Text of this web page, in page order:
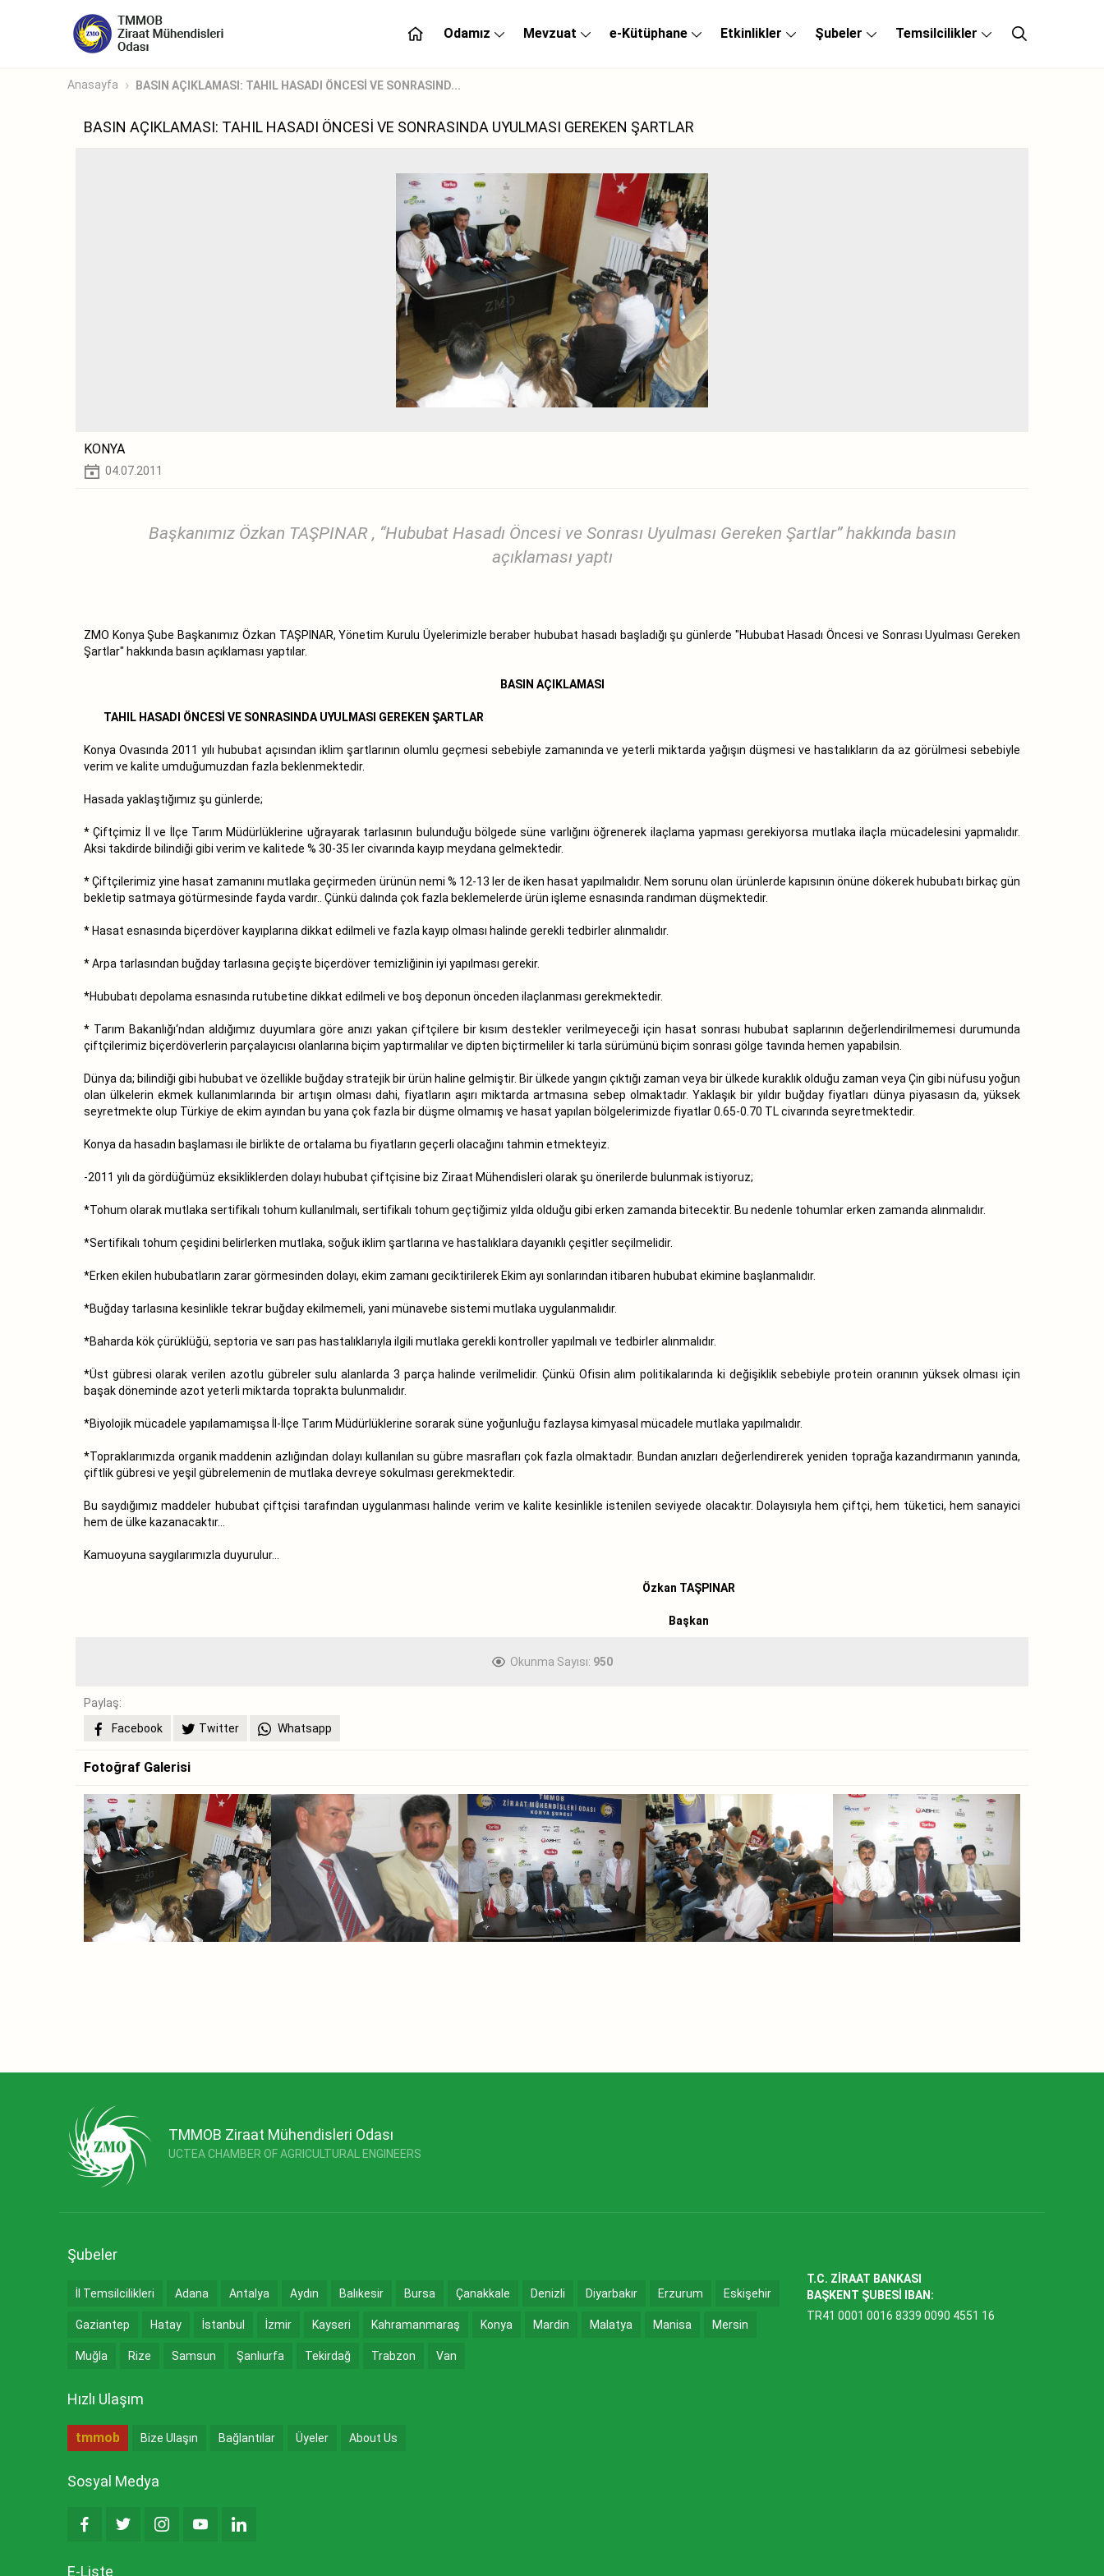
Odamız Mevzuat e-Kütüphane Etkinlikler Şubeler Temsilcilikler
Anasayfa BASIN AÇIKLAMASI: TAHIL HASADI ÖNCESİ VE SONRASIND...
BASIN AÇIKLAMASI: TAHIL HASADI ÖNCESİ VE SONRASINDA UYULMASI GEREKEN ŞARTLAR
KONYA
04.07.2011
Başkanımız Özkan TAŞPINAR , “Hububat Hasadı Öncesi ve Sonrası Uyulması Gereken Şartlar” hakkında basın
açıklaması yaptı
ZMO Konya Şube Başkanımız Özkan TAŞPINAR, Yönetim Kurulu Üyelerimizle beraber hububat hasadı başladığı şu günlerde "Hububat Hasadı Öncesi ve Sonrası Uyulması Gereken
Şartlar" hakkında basın açıklaması yaptılar.
BASIN AÇIKLAMASI
TAHIL HASADI ÖNCESİ VE SONRASINDA UYULMASI GEREKEN ŞARTLAR
Konya Ovasında 2011 yılı hububat açısından iklim şartlarının olumlu geçmesi sebebiyle zamanında ve yeterli miktarda yağışın düşmesi ve hastalıkların da az görülmesi sebebiyle
verim ve kalite umduğumuzdan fazla beklenmektedir.
Hasada yaklaştığımız şu günlerde;
* Çiftçimiz İl ve İlçe Tarım Müdürlüklerine uğrayarak tarlasının bulunduğu bölgede süne varlığını öğrenerek ilaçlama yapması gerekiyorsa mutlaka ilaçla mücadelesini yapmalıdır.
Aksi takdirde bilindiği gibi verim ve kalitede % 30-35 ler civarında kayıp meydana gelmektedir.
* Çiftçilerimiz yine hasat zamanını mutlaka geçirmeden ürünün nemi % 12-13 ler de iken hasat yapılmalıdır. Nem sorunu olan ürünlerde kapısının önüne dökerek hububatı birkaç gün
bekletip satmaya götürmesinde fayda vardır.. Çünkü dalında çok fazla beklemelerde ürün işleme esnasında randıman düşmektedir.
* Hasat esnasında biçerdöver kayıplarına dikkat edilmeli ve fazla kayıp olması halinde gerekli tedbirler alınmalıdır.
* Arpa tarlasından buğday tarlasına geçişte biçerdöver temizliğinin iyi yapılması gerekir.
*Hububatı depolama esnasında rutubetine dikkat edilmeli ve boş deponun önceden ilaçlanması gerekmektedir.
* Tarım Bakanlığı‘ndan aldığımız duyumlara göre anızı yakan çiftçilere bir kısım destekler verilmeyeceği için hasat sonrası hububat saplarının değerlendirilmemesi durumunda
çiftçilerimiz biçerdöverlerin parçalayıcısı olanlarına biçim yaptırmalılar ve dipten biçtirmeliler ki tarla sürümünü biçim sonrası gölge tavında hemen yapabilsin.
Dünya da; bilindiği gibi hububat ve özellikle buğday stratejik bir ürün haline gelmiştir. Bir ülkede yangın çıktığı zaman veya bir ülkede kuraklık olduğu zaman veya Çin gibi nüfusu yoğun
olan ülkelerin ekmek kullanımlarında bir artışın olması dahi, fiyatların aşırı miktarda artmasına sebep olmaktadır. Yaklaşık bir yıldır buğday fiyatları dünya piyasasın da, yüksek
seyretmekte olup Türkiye de ekim ayından bu yana çok fazla bir düşme olmamış ve hasat yapılan bölgelerimizde fiyatlar 0.65-0.70 TL civarında seyretmektedir.
Konya da hasadın başlaması ile birlikte de ortalama bu fiyatların geçerli olacağını tahmin etmekteyiz.
-2011 yılı da gördüğümüz eksikliklerden dolayı hububat çiftçisine biz Ziraat Mühendisleri olarak şu önerilerde bulunmak istiyoruz;
*Tohum olarak mutlaka sertifikalı tohum kullanılmalı, sertifikalı tohum geçtiğimiz yılda olduğu gibi erken zamanda bitecektir. Bu nedenle tohumlar erken zamanda alınmalıdır.
*Sertifikalı tohum çeşidini belirlerken mutlaka, soğuk iklim şartlarına ve hastalıklara dayanıklı çeşitler seçilmelidir.
*Erken ekilen hububatların zarar görmesinden dolayı, ekim zamanı geciktirilerek Ekim ayı sonlarından itibaren hububat ekimine başlanmalıdır.
*Buğday tarlasına kesinlikle tekrar buğday ekilmemeli, yani münavebe sistemi mutlaka uygulanmalıdır.
*Baharda kök çürüklüğü, septoria ve sarı pas hastalıklarıyla ilgili mutlaka gerekli kontroller yapılmalı ve tedbirler alınmalıdır.
*Üst gübresi olarak verilen azotlu gübreler sulu alanlarda 3 parça halinde verilmelidir. Çünkü Ofisin alım politikalarında ki değişiklik sebebiyle protein oranının yüksek olması için
başak döneminde azot yeterli miktarda toprakta bulunmalıdır.
*Biyolojik mücadele yapılamamışsa İl-İlçe Tarım Müdürlüklerine sorarak süne yoğunluğu fazlaysa kimyasal mücadele mutlaka yapılmalıdır.
*Topraklarımızda organik maddenin azlığından dolayı kullanılan su gübre masrafları çok fazla olmaktadır. Bundan anızları değerlendirerek yeniden toprağa kazandırmanın yanında,
çiftlik gübresi ve yeşil gübrelemenin de mutlaka devreye sokulması gerekmektedir.
Bu saydığımız maddeler hububat çiftçisi tarafından uygulanması halinde verim ve kalite kesinlikle istenilen seviyede olacaktır. Dolayısıyla hem çiftçi, hem tüketici, hem sanayici
hem de ülke kazanacaktır...
Kamuoyuna saygılarımızla duyurulur...
Özkan TAŞPINAR
Başkan
Okunma Sayısı: 950
Paylaş:
Facebook
Twitter Whatsapp
Fotoğraf Galerisi
TMMOB Ziraat Mühendisleri Odası
UCTEA CHAMBER OF AGRICULTURAL ENGINEERS
Şubeler
İl Temsilcilikleri Adana Antalya Aydın Balıkesir Bursa Çanakkale Denizli Diyarbakır Erzurum Eskişehir
Gaziantep Hatay İstanbul İzmir Kayseri Kahramanmaraş Konya Mardin Malatya Manisa Mersin
Muğla Rize Samsun Şanlıurfa Tekirdağ Trabzon Van
Hızlı Ulaşım
tmmob Bize Ulaşın Bağlantılar Üyeler About Us
Sosyal Medya
E-Liste
T.C. ZİRAAT BANKASI
BAŞKENT ŞUBESİ IBAN:
TR41 0001 0016 8339 0090 4551 16